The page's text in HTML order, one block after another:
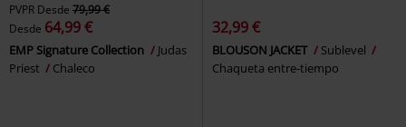
PVPR Desde 79,99 €
Desde 64,99 €
EMP Signature Collection
Judas
Priest
Chaleco
32,99 €
BLOUSON JACKET
Sublevel
Chaqueta entre-tiempo